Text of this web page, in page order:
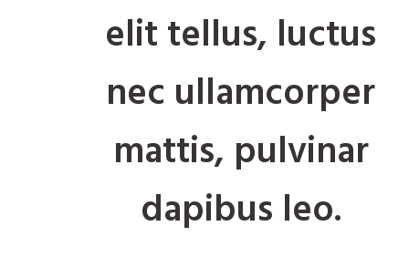
elit tellus, luctus
nec ullamcorper
mattis, pulvinar
dapibus leo.